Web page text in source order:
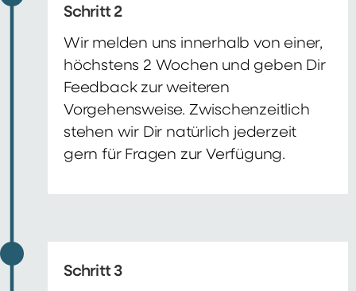
Schritt 2
Wir melden uns innerhalb von einer,
höchstens 2 Wochen und geben Dir
Feedback zur weiteren
Vorgehensweise. Zwischenzeitlich
stehen wir Dir natürlich jederzeit
gern für Fragen zur Verfügung.
Schritt 3